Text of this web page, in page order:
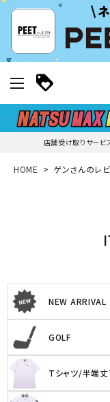
店舗受け取りサービ
新規会員登録｜ログ
詳しい条件
HOME ゲンさんのレ
NEW ARRIVAL
GOLF
Tシャツ/半端